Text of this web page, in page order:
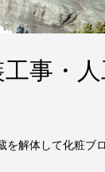
事・
を解体して化粧ブ